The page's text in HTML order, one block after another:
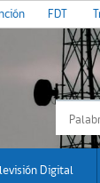
FDT
Digital